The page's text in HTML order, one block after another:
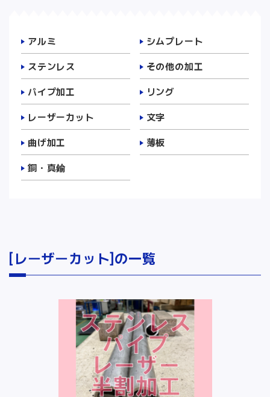
アルミ
シムプレート
ステンレス
その他の加工
パイプ加工
リング
レーザーカット
文字
曲げ加工
薄板
銅・真鍮
[レーザーカット]の一覧